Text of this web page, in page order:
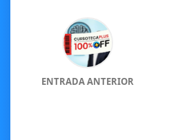
ENTRADA ANTERIOR